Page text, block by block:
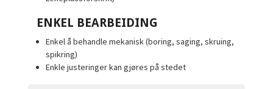
ENKEL BEARBEIDING
Enkel å behandle mekanisk (boring, saging, skruing,
spikring)
Enkle justeringer kan gjøres på stedet